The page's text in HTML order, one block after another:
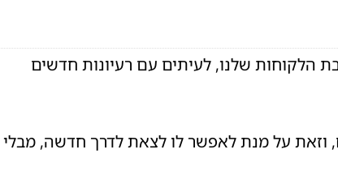
הלקוחות שלנו, לעיתים עם רעיונות חדשים
וזאת על מנת לאפשר לו לצאת לדרך חדשה, מבלי